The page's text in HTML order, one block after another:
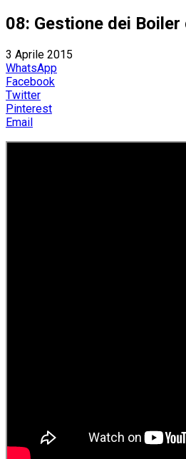
08: Gestione dei Boiler
3 Aprile 2015
WhatsApp
Facebook
Twitter
Pinterest
Email